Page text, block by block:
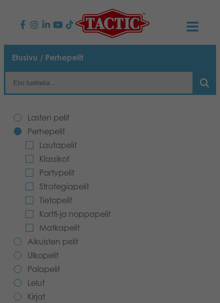
KAUPPA
Lasten pelit
Aikuisten pelit
Ulkopelit
Palapelit
Lelut
Kirjat
Arkistoidut tuotteet
Promotuotteet
AJANKOHTAISTA
Tapa toimia
Vastuullisuus
Tarina
YHTEYSTIEDOT
Ota yhteyttä
Reklamaatiot
Sivustot
Medialle
PLAY CLUB
OSTOSKORI
OMA TILI
Etusivu / Perhepelit
Lasten pelit
Perhepelit
Lautapelit
Klassikot
Partypelit
Strategiapelit
Tietopelit
Kortti-ja noppapelit
Matkapelit
Aikuisten pelit
Ulkopelit
Palapelit
Lelut
Kirjat